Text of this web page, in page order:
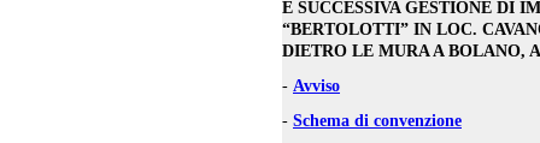
E SUCCESSIVA GESTIONE DI
“BERTOLOTTI” IN LOC.
DIETRO LE MURA A BOLANO,
- Avviso
- Schema di convenzione